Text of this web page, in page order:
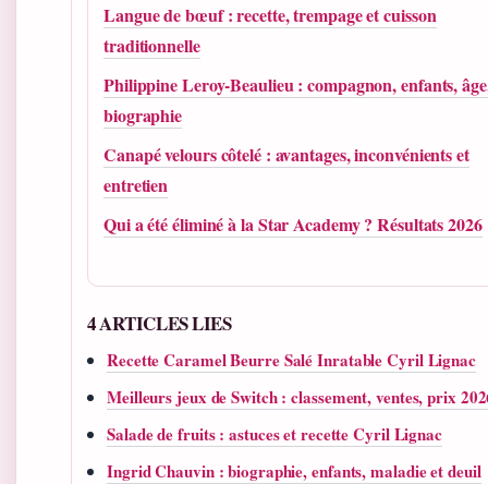
Langue de bœuf : recette, trempage et cuisson
traditionnelle
Philippine Leroy-Beaulieu : compagnon, enfants,
biographie
Canapé velours côtelé : avantages, inconvénients et
entretien
Qui a été éliminé à la Star Academy ? Résultats 2026
4 ARTICLES LIES
Recette Caramel Beurre Salé Inratable Cyril Lignac
Meilleurs jeux de Switch : classement, ventes, prix
Salade de fruits : astuces et recette Cyril Lignac
Ingrid Chauvin : biographie, enfants, maladie et deuil